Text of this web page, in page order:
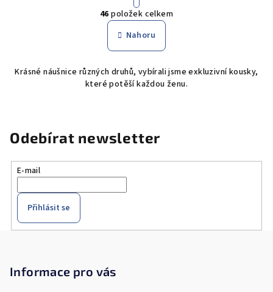
O
v
l
á
a
c
r
v
k
i
r
á
n
k
o
á
n
46 položek celkem
Nahoru
Krásné náušnice různých druhů, vybírali jsme exkluzivní kousky,
které potěší každou ženu.
Odebírat newsletter
E-mail
Přihlásit se
Informace pro vás